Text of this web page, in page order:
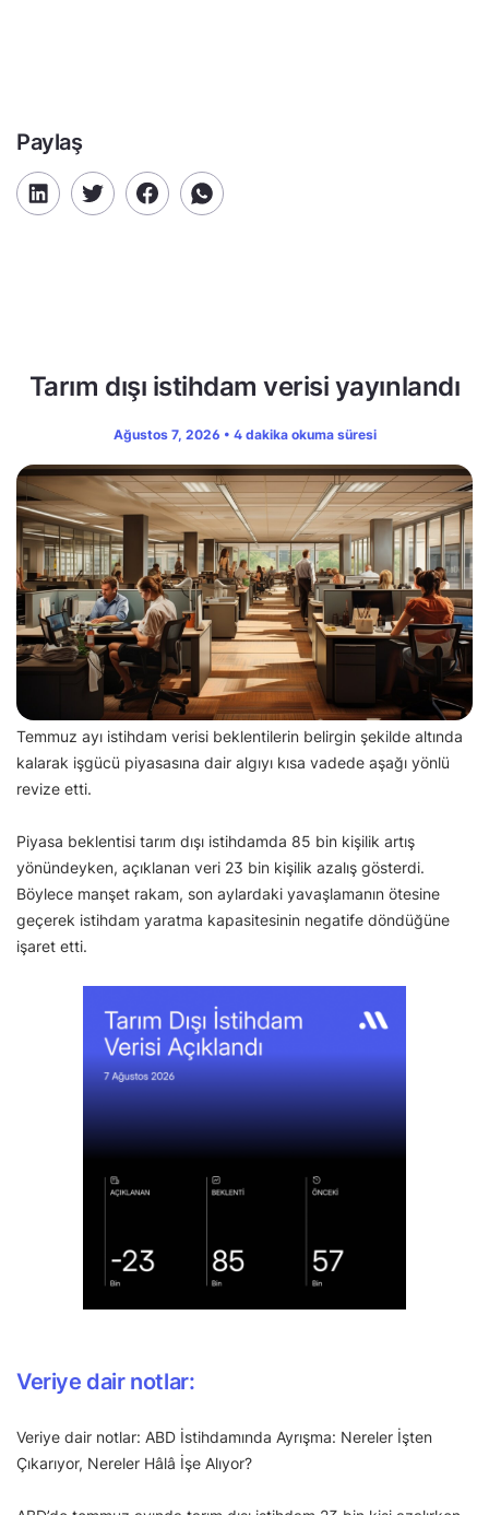
Paylaş
Tarım dışı istihdam verisi yayınlandı
Ağustos 7, 2026 • 4 dakika okuma süresi
Temmuz ayı istihdam verisi beklentilerin belirgin şekilde altında
kalarak işgücü piyasasına dair algıyı kısa vadede aşağı yönlü
revize etti.
Piyasa beklentisi tarım dışı istihdamda 85 bin kişilik artış
yönündeyken, açıklanan veri 23 bin kişilik azalış gösterdi.
Böylece manşet rakam, son aylardaki yavaşlamanın ötesine
geçerek istihdam yaratma kapasitesinin negatife döndüğüne
işaret etti.
Veriye dair notlar:
Veriye dair notlar: ABD İstihdamında Ayrışma: Nereler İşten
Çıkarıyor, Nereler Hâlâ İşe Alıyor?